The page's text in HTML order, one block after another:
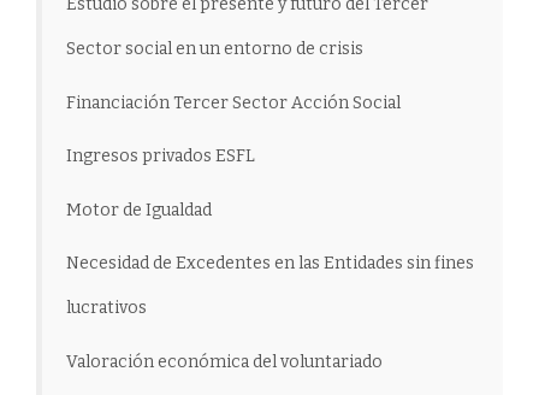
Estudio sobre el presente y futuro del Tercer
Sector social en un entorno de crisis
Financiación Tercer Sector Acción Social
Ingresos privados ESFL
Motor de Igualdad
Necesidad de Excedentes en las Entidades sin fines
lucrativos
Valoración económica del voluntariado